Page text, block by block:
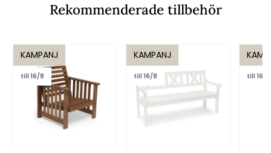
Rekommenderade tillbehör
KAMPANJ
till 16/8
KAMPANJ
till 16/8 till 16/8